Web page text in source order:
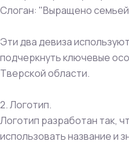
Слоган: "Выращено
Эти два девиза
подчеркнуть ключевые
Тверской области.
2. Логотип.
Логотип разработан так,
использовать название и